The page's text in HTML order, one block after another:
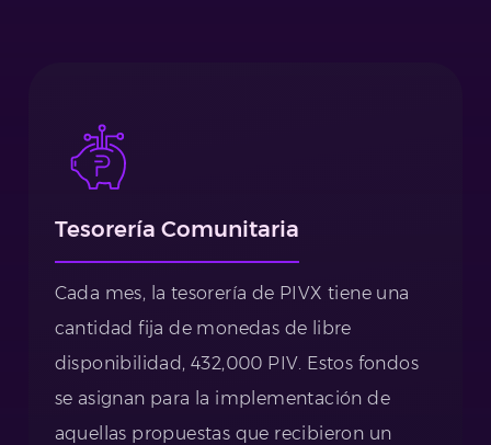
Tesorería Comunitaria
Cada mes, la tesorería de PIVX tiene una
cantidad fija de monedas de libre
disponibilidad, 432,000 PIV. Estos fondos
se asignan para la implementación de
aquellas propuestas que recibieron un